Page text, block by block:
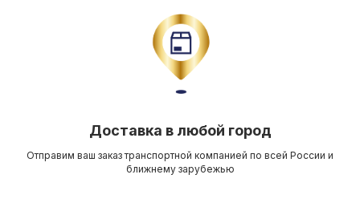
Доставка в любой город
Отправим ваш заказ транспортной компанией по всей России и
ближнему зарубежью